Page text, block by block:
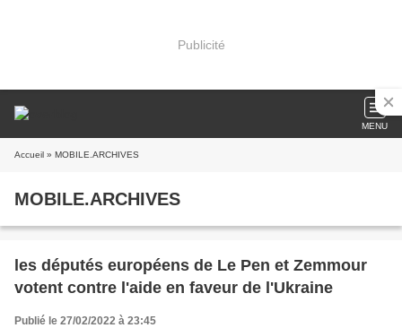
Publicité
MENU
Accueil » MOBILE.ARCHIVES
MOBILE.ARCHIVES
les députés européens de Le Pen et Zemmour
votent contre l'aide en faveur de l'Ukraine
Publié le 27/02/2022 à 23:45